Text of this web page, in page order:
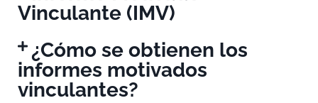
Vinculante (IMV)
¿Cómo se obtienen los
informes motivados
vinculantes?